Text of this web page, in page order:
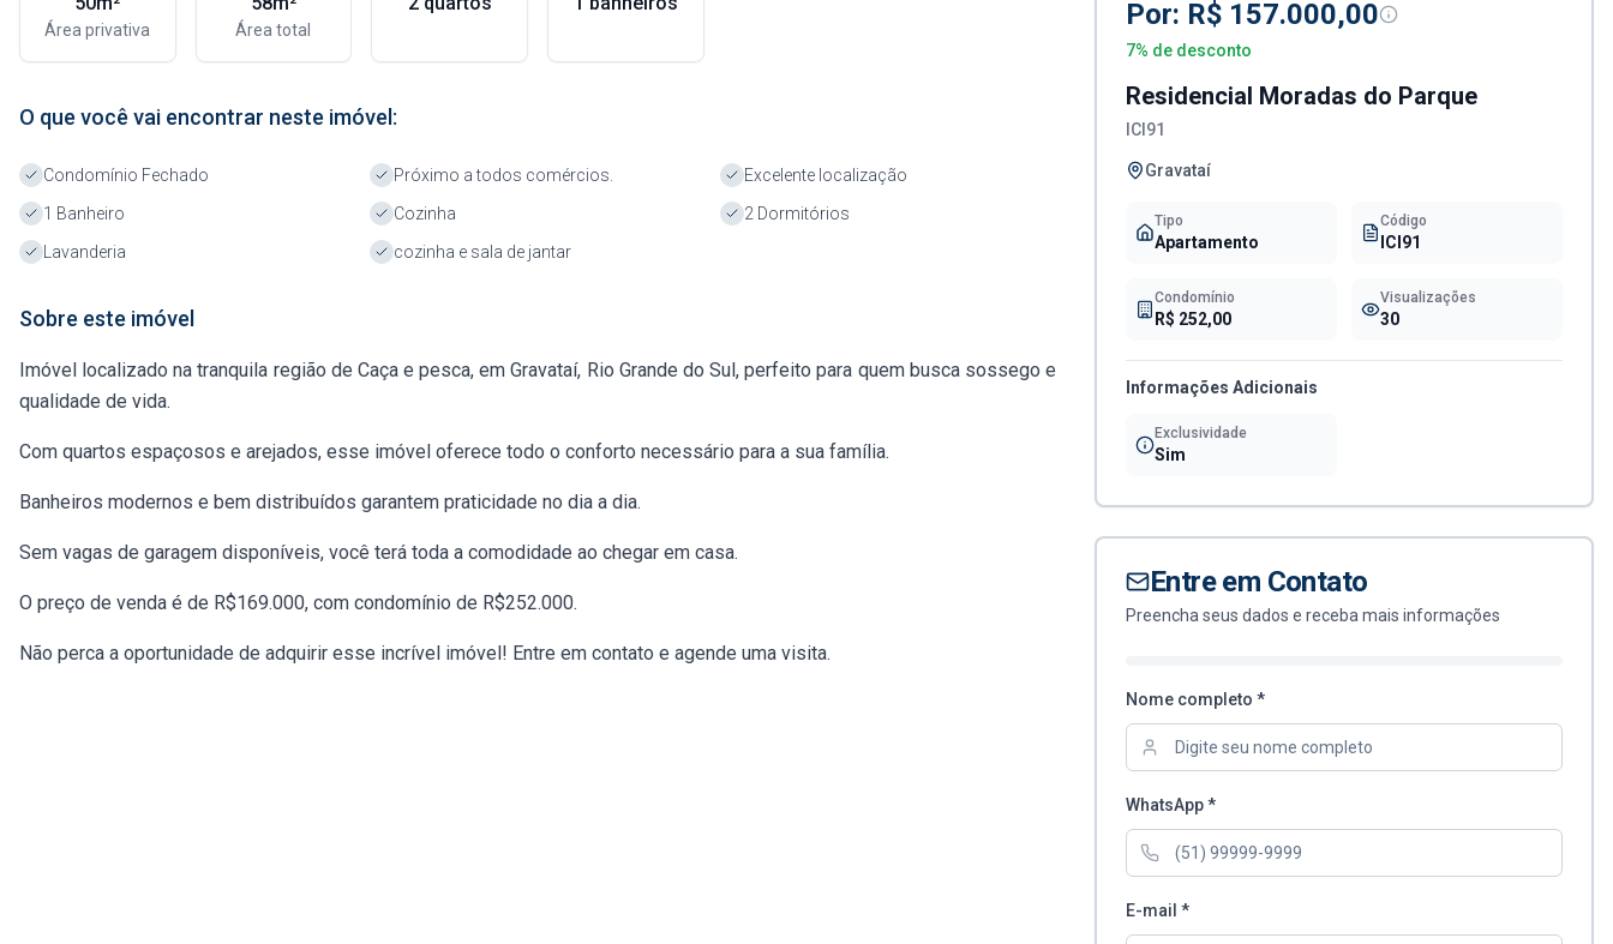
Área privativa Área total
O que você vai encontrar neste imóvel:
Condomínio Fechado Próximo a todos comércios.
Excelente localização
1 Banheiro
Cozinha
2 Dormitórios
Lavanderia
cozinha e sala de jantar
Sobre este imóvel
Imóvel localizado na tranquila região de Caça e pesca, em Gravataí, Rio Grande do Sul, perfeito para quem busca sossego e
qualidade de vida.
Com quartos espaçosos e arejados, esse imóvel oferece todo o conforto necessário para a sua família.
Banheiros modernos e bem distribuídos garantem praticidade no dia a dia.
Sem vagas de garagem disponíveis, você terá toda a comodidade ao chegar em casa.
O preço de venda é de R$169.000, com condomínio de R$252.000.
Não perca a oportunidade de adquirir esse incrível imóvel! Entre em contato e agende uma visita.
Por: R$ 157.000,00
7% de desconto
Residencial Moradas do Parque
ICI91
Gravataí
Tipo
Apartamento
Código
ICI91
Condomínio
R$ 252,00
Visualizações
30
Informações Adicionais
Exclusividade
Sim
Entre em Contato
Preencha seus dados e receba mais informações
Nome completo *
WhatsApp *
E-mail *